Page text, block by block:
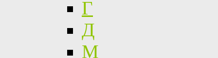
Г
Д
М